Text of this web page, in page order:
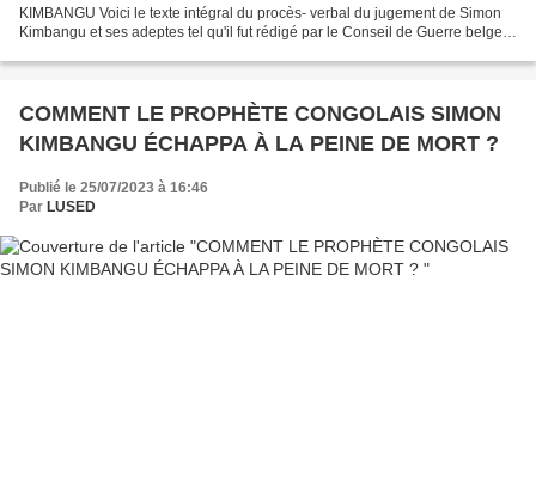
KIMBANGU Voici le texte intégral du procès- verbal du jugement de Simon
Kimbangu et ses adeptes tel qu'il fut rédigé par le Conseil de Guerre belge :
COMMENT LE PROPHÈTE CONGOLAIS SIMON
KIMBANGU ÉCHAPPA À LA PEINE DE MORT ?
Publié le 25/07/2023 à 16:46
Par LUSED